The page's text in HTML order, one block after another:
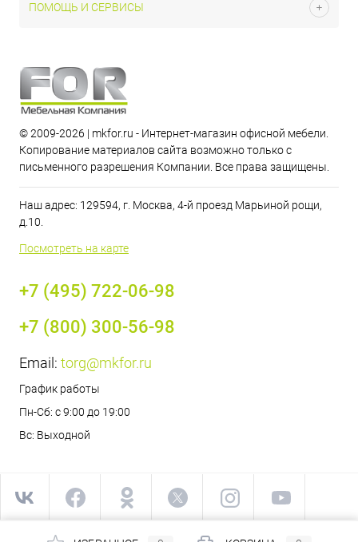
ПОМОЩЬ И СЕРВИСЫ
© 2009-2026 | mkfor.ru - Интернет-магазин офисной мебели.
Копирование материалов сайта возможно только с
письменного разрешения Компании. Все права защищены.
Наш адрес: 129594, г. Москва, 4-й проезд Марьиной рощи,
д.10.
Посмотреть на карте
+7 (495) 722-06-98
+7 (800) 300-56-98
Email: torg@mkfor.ru
График работы
Пн-Сб: с 9:00 до 19:00
Вс: Выходной